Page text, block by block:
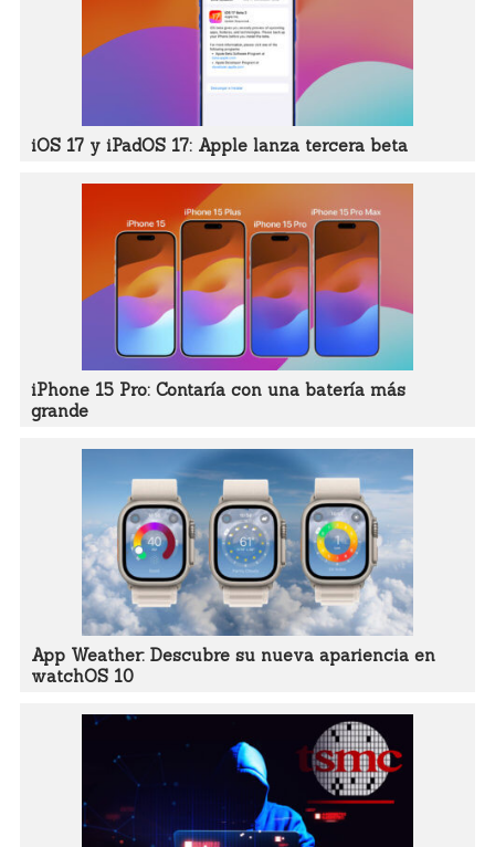
iOS 17 y iPadOS 17: Apple lanza tercera beta
iPhone 15 Pro: Contaría con una batería más
grande
App Weather: Descubre su nueva apariencia en
watchOS 10